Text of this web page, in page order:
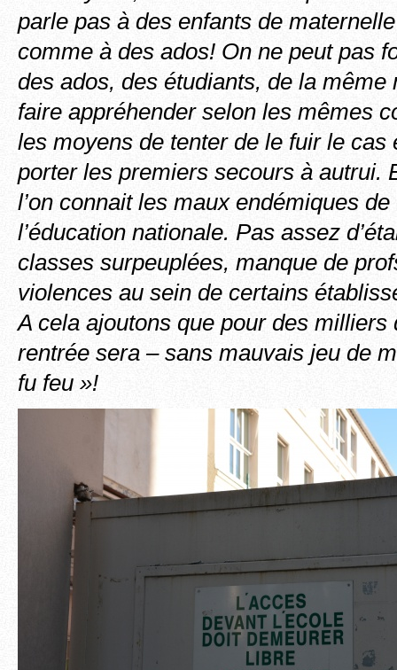
parle pas à des enfants de
comme à des ados! On ne peut pas
des ados, des étudiants, de la même
faire appréhender selon les mêmes
les moyens de tenter de le fuir le cas
porter les premiers secours à autrui.
l’on connait les maux endémiques de
l’éducation nationale. Pas assez
classes surpeuplées, manque de
violences au sein de certains
A cela ajoutons que pour des milliers
rentrée sera – sans mauvais jeu de
fu feu »!